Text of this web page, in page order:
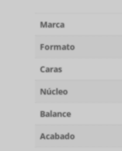
Marca
Formato
Caras
Núcleo
Balance
Acabado